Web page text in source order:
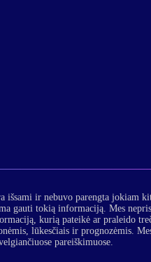
ir nebuvo parengta jokiam
gauti tokią informaciją. Mes
kurią pateikė ar praleido
lūkesčiais ir prognozėmis.
pareiškimuose.